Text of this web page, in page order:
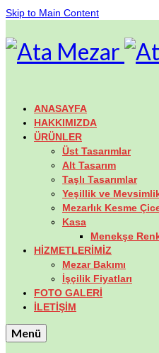
Skip to Main Content
ANASAYFA
HAKKIMIZDA
ÜRÜNLER
Üst Tasarımlar
Alt Tasarım
Taşlı Tasarımlar
Yeşillik ve
Mezarlık Kesme
Kasa
Menekşe
HİZMETLERİMİZ
Mezar Bakımı
İşçilik Fiyatları
FOTO GALERİ
İLETİŞİM
Menü